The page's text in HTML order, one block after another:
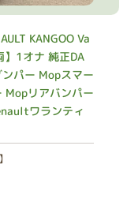
KANGOO Va
1オナ 純正DA
パー Mopスマー
Mopリアバンパー
ワランティ